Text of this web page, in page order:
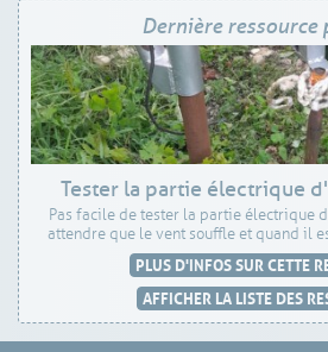
Dernière ressource
Tester la partie électrique
Pas facile de tester la partie électrique
attendre que le vent souffle et quand il
PLUS D'INFOS SUR CETTE
AFFICHER LA LISTE DES